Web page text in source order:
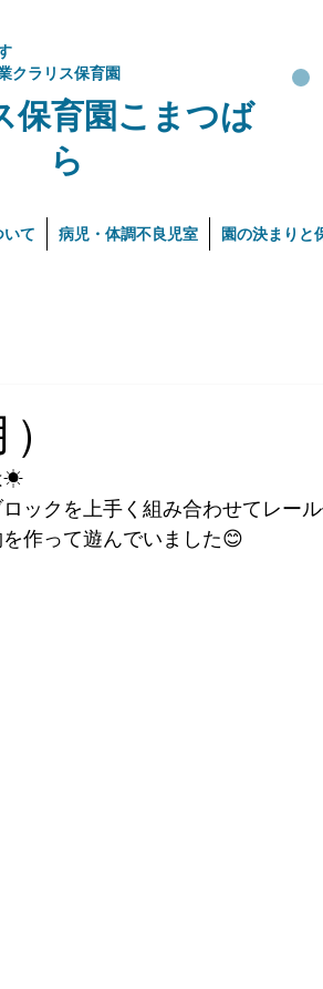
クラリス保育園
保育園こまつば
ら
いて 病児・体調不良児室 園の決まりと
☀
ックを上手く組み合わせてレー
作って遊んでいました😊